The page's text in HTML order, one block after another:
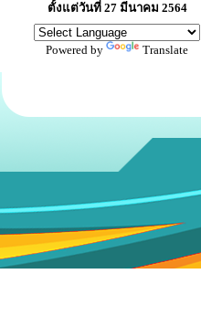
ตั้งแต่วันที่ 27 มีนาคม 2564
Powered by Translate